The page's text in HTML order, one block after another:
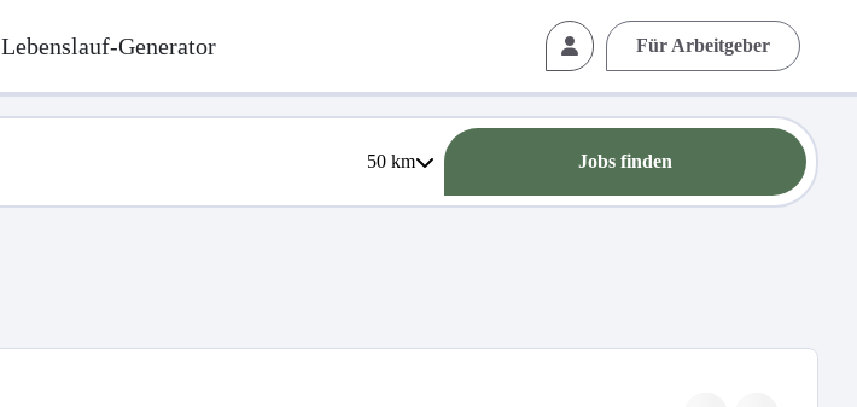
Lebenslauf-Generator Für Arbeitgeber
50km Jobs finden